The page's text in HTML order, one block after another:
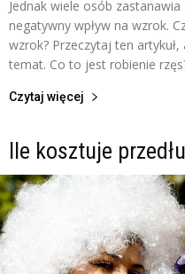
Jednak wiele osób
negatywny wpływ na wzrok.
wzrok? Przeczytaj ten
temat. Co to jest robienie
Czytaj więcej
Ile kosztuje